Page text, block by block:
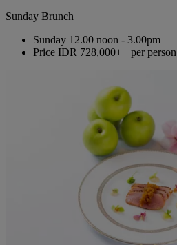
Sunday Brunch
Sunday 12.00 noon - 3.00pm
Price IDR 728,000++ per person